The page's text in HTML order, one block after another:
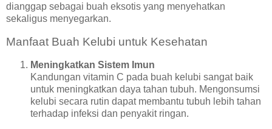
dianggap sebagai buah eksotis yang menyehatkan
sekaligus menyegarkan.
Manfaat Buah Kelubi untuk Kesehatan
Meningkatkan Sistem Imun
Kandungan vitamin C pada buah kelubi sangat baik
untuk meningkatkan daya tahan tubuh. Mengonsumsi
kelubi secara rutin dapat membantu tubuh lebih tahan
terhadap infeksi dan penyakit ringan.